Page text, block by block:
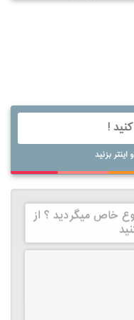
بزنید
خاص میگردید ؟ از